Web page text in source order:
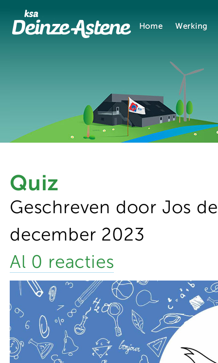
Home Werking
Quiz
Geschreven door Jos
december 2023
Al 0 reacties